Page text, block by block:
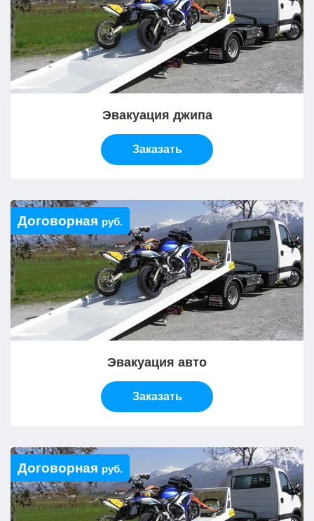
Эвакуация джипа
Заказать
Договорная руб.
Эвакуация авто
Заказать
Договорная руб.